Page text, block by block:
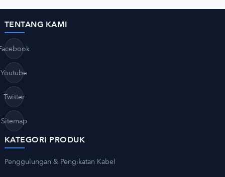
TENTANG KAMI
Youtube
Twitter
Sitemap
KATEGORI PRODUK
Penggulungan & Pengikatan Kabel